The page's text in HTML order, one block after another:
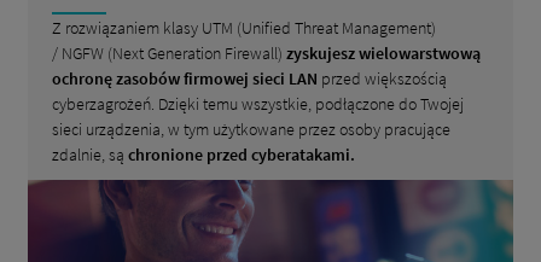
Z rozwiązaniem klasy UTM (Unified Threat Management)
/ NGFW (Next Generation Firewall) zyskujesz wielowarstwową
ochronę zasobów firmowej sieci LAN przed większością
cyberzagrożeń. Dzięki temu wszystkie, podłączone do Twojej
sieci urządzenia, w tym użytkowane przez osoby pracujące
zdalnie, są chronione przed cyberatakami.